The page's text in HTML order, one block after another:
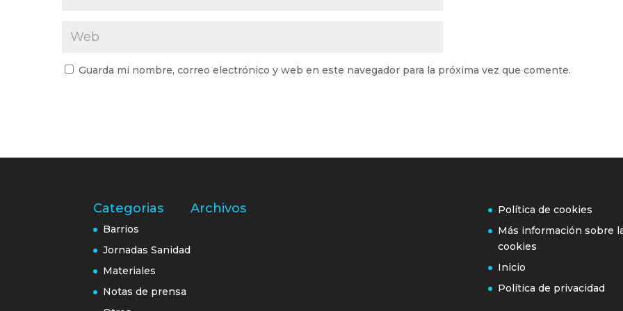
Guarda mi nombre, correo electrónico y web en este navegador para la próxima vez que comente.
Categorias
Barrios
Jornadas Sanidad
Materiales
Notas de prensa
Archivos
Política de cookies
Más información sobre
cookies
Inicio
Política de privacidad